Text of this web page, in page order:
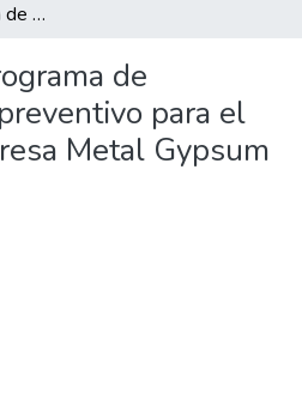
Diseño de un programa de mantenimiento preventivo para el taller de la empresa Metal Gypsum CR S.A
de
para el
Metal Gypsum